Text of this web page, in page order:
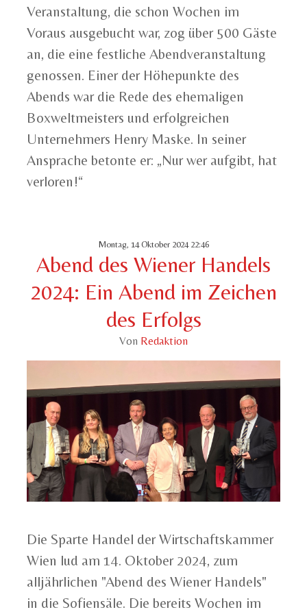
Veranstaltung, die schon Wochen im
Voraus ausgebucht war, zog über 500 Gäste
an, die eine festliche Abendveranstaltung
genossen. Einer der Höhepunkte des
Abends war die Rede des ehemaligen
Boxweltmeisters und erfolgreichen
Unternehmers Henry Maske. In seiner
Ansprache betonte er: „Nur wer aufgibt, hat
verloren!“
Montag, 14 Oktober 2024 22:46
Abend des Wiener Handels
2024: Ein Abend im Zeichen
des Erfolgs
Von Redaktion
Die Sparte Handel der Wirtschaftskammer
Wien lud am 14. Oktober 2024, zum
alljährlichen "Abend des Wiener Handels"
in die Sofiensäle. Die bereits Wochen im